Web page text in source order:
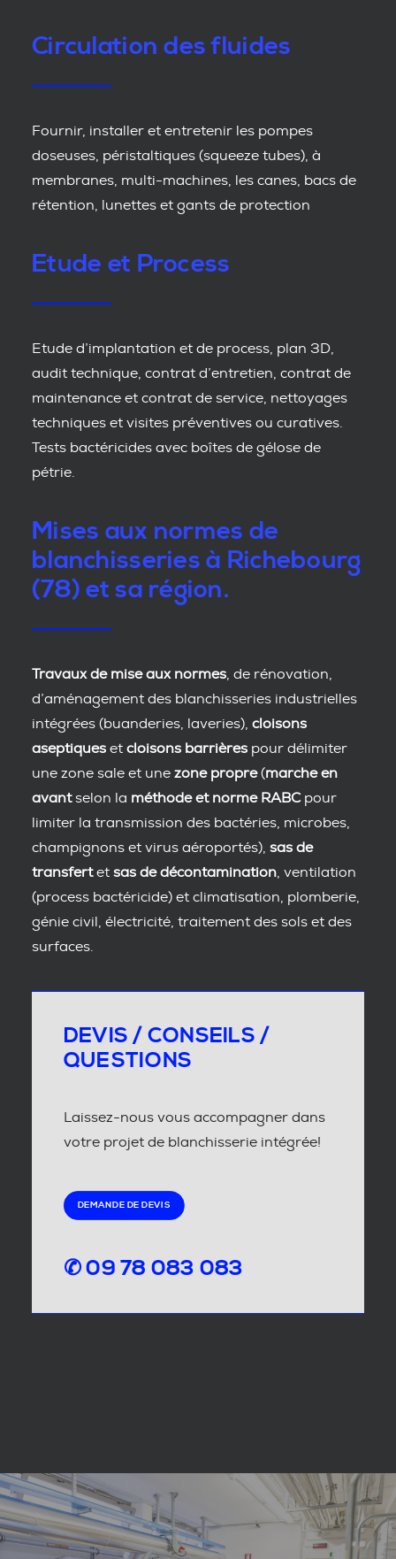
Circulation des fluides
Fournir, installer et entretenir les pompes
doseuses, péristaltiques (squeeze tubes), à
membranes, multi-machines, les canes, bacs de
rétention, lunettes et gants de protection
Etude et Process
Etude d’implantation et de process, plan 3D,
audit technique, contrat d’entretien, contrat de
maintenance et contrat de service, nettoyages
techniques et visites préventives ou curatives.
Tests bactéricides avec boîtes de gélose de
pétrie.
Mises aux normes de
blanchisseries à Richebourg
(78) et sa région.
Travaux de mise aux normes , de rénovation,
d’aménagement des blanchisseries industrielles
intégrées (buanderies, laveries), cloisons
aseptiques et cloisons barrières pour délimiter
une zone sale et une zone propre(marche en
avantselon la méthode et norme RABCpour
limiter la transmission des bactéries, microbes,
champignons et virus aéroportés), sas de
transfertet sas de décontamination , ventilation
(process bactéricide) et climatisation, plomberie,
génie civil, électricité, traitement des sols et des
surfaces.
DEVIS / CONSEILS /
QUESTIONS
Laissez-nous vous accompagner dans
votre projet de blanchisserie intégrée!
DEMANDE DE DEVIS
✆ 09 78 083 083